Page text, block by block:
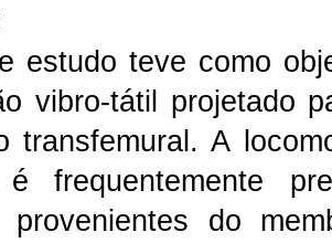
estudo teve como
vibro-tátil projetado
transfemural. A
é frequentemente
provenientes do